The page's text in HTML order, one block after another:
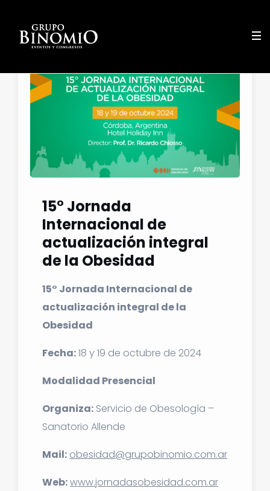
15° Jornada
Internacional de
actualización integral
de la Obesidad
15° Jornada Internacional de
actualización integral de la
Obesidad
Fecha:18 y 19 de octubre de 2024
Modalidad Presencial
Organiza: Servicio de Obesología –
Sanatorio Allende
Mail: obesidad@grupobinomio.com.ar
Web:www.jornadasobesidad.com.ar